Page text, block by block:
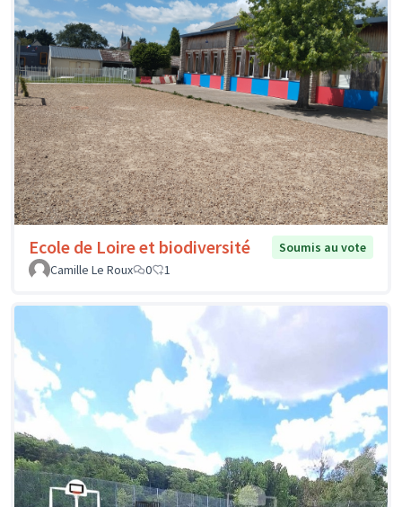
Ecole de Loire et biodiversité
Soumis au vote
Camille Le Roux
0 1